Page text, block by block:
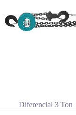
Diferencial 3 Ton